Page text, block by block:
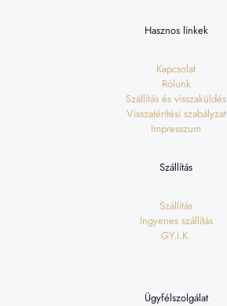
Hasznos linkek
Kapcsolat
Rólunk
Szállítás és visszaküldés
Visszatérítési szabályzat
Impresszum
Szállítás
Szállítás
Ingyenes szállítás
GY.I.K.
Ügyfélszolgálat